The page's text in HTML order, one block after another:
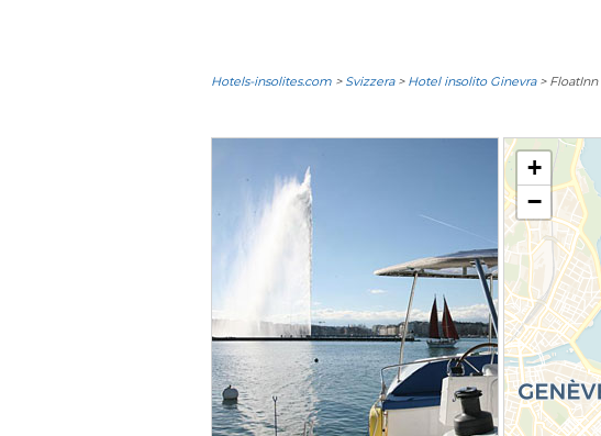
Hotels-insolites.com > Svizzera> Hotel insolito Ginevra> FloatInn
+
−